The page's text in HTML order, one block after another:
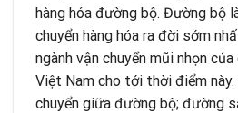
hàng hóa đường bộ. Đường bộ
chuyển hàng hóa ra đời sớm
ngành vận chuyển mũi nhọn
Việt Nam cho tới thời điểm
chuyển giữa đường bộ; đường